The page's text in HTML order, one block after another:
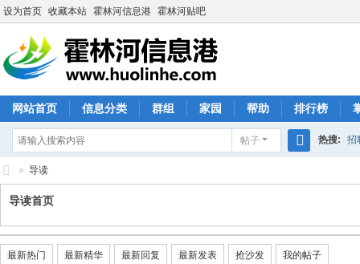
设为首页 收藏本站 霍林河信息港 霍林河贴吧
网站首页 信息分类 群组 家园 帮助 排行榜
帖子
索
热搜: 招
霍
河
» 导读
导读首页
最新热门 最新精华 最新回复 最新发表 抢沙发 我的帖子